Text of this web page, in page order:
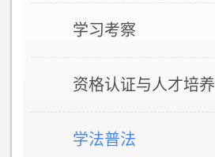
学习考察
资格认证与人才培养
学法普法